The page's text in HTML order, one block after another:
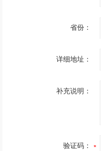
省份：
详细地址：
补充说明：
验证码：